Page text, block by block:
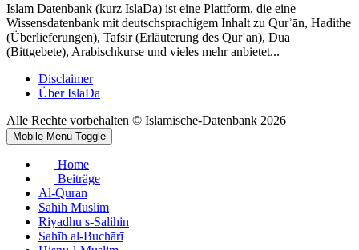
Islam Datenbank (kurz IslaDa) ist eine Plattform, die eine
Wissensdatenbank mit deutschsprachigem Inhalt zu Qurʾān, Hadithe
(Überlieferungen), Tafsir (Erläuterung des Qurʾān), Dua
(Bittgebete), Arabischkurse und vieles mehr anbietet...
Disclaimer
Über IslaDa
Alle Rechte vorbehalten © Islamische-Datenbank 2026
Mobile Menu Toggle
Home
Beiträge
Al-Quran
Sahih Muslim
Riyadhu s-Salihin
Sahīh al-Buchārī